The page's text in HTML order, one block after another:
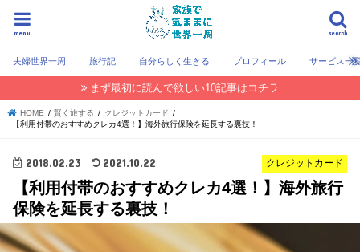
search
menu
夫婦世界一周 旅行記 自分らしく生きる プロフィール サービス一
まず最初に読んで欲しい10記事はコチラ
HOME 賢く旅する
クレジットカード
【利用付帯のおすすめクレカ4選！】海外旅行保険を延長する裏技！
クレジットカード
2018.02.23 2021.10.22
【利用付帯のおすすめクレカ4選！】海外旅行
保険を延長する裏技！